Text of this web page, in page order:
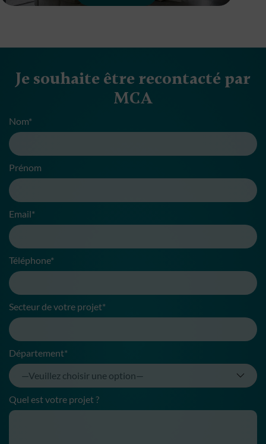
Je souhaite être recontacté par
MCA
Nom*
Prénom
Email*
Téléphone*
Secteur de votre projet*
Département*
Quel est votre projet ?